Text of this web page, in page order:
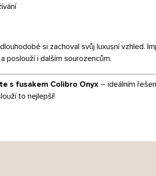
si zachoval svůj luxusní vzhled.
poslouží i dalším sourozencům.
s fusakem Colibro Onyx – ideálním
to nejlepší!